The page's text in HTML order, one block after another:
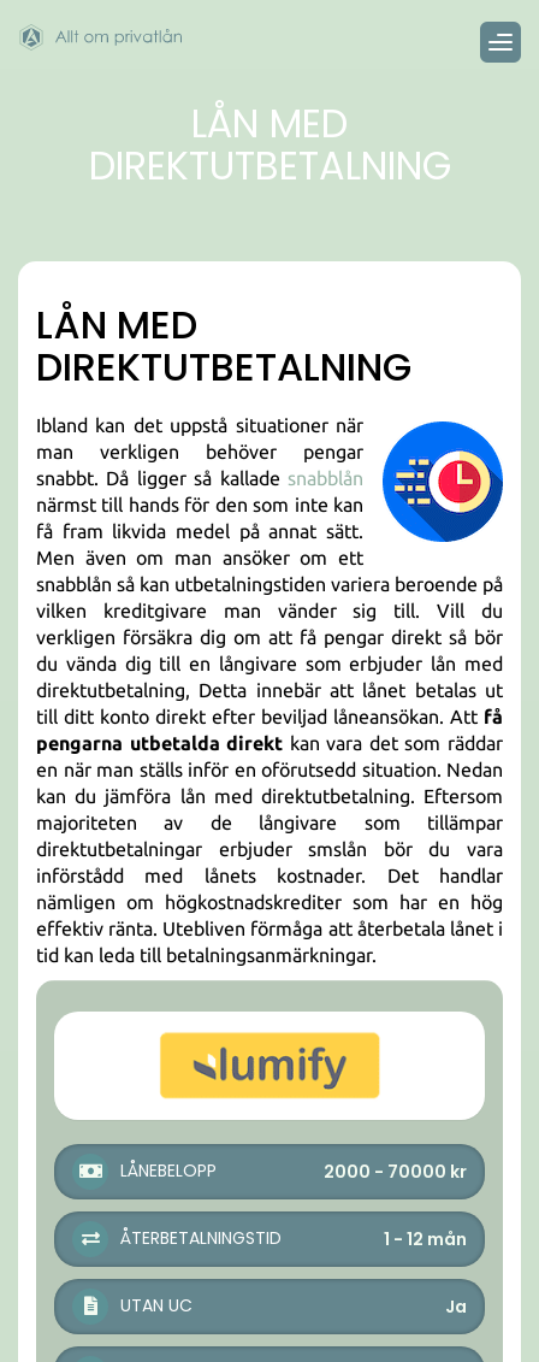
LÅN MED
DIREKTUTBETALNING
LÅN MED
DIREKTUTBETALNING
Ibland kan det uppstå situationer när
man verkligen behöver pengar
snabbt. Då ligger så kallade snabblån
närmst till hands för den som inte kan
få fram likvida medel på annat sätt.
Men även om man ansöker om ett
snabblån så kan utbetalningstiden variera beroende på
vilken kreditgivare man vänder sig till. Vill du
verkligen försäkra dig om att få pengar direkt så bör
du vända dig till en långivare som erbjuder lån med
direktutbetalning, Detta innebär att lånet betalas ut
till ditt konto direkt efter beviljad låneansökan. Att få
pengarna utbetalda direkt kan vara det som räddar
en när man ställs inför en oförutsedd situation. Nedan
kan du jämföra lån med direktutbetalning. Eftersom
majoriteten av de långivare som tillämpar
direktutbetalningar erbjuder smslån bör du vara
införstådd med lånets kostnader. Det handlar
nämligen om högkostnadskrediter som har en hög
effektiv ränta. Utebliven förmåga att återbetala lånet i
tid kan leda till betalningsanmärkningar.
LÅNEBELOPP 2000 - 70000 kr
ÅTERBETALNINGSTID 1 - 12 mån
UTAN UC Ja